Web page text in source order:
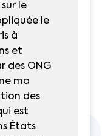
le
le
à
et
des ONG
ma
des
est
États